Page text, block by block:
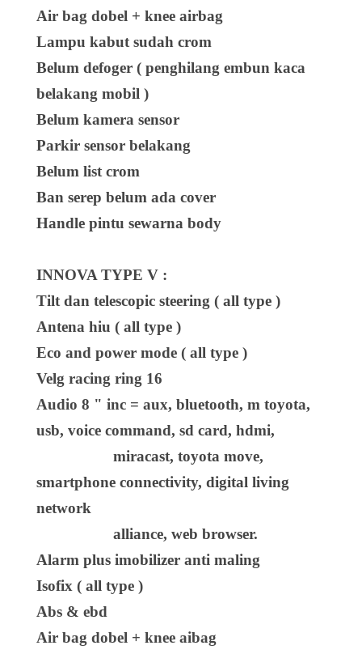
Air bag dobel + knee airbag
Lampu kabut sudah crom
Belum defoger ( penghilang embun kaca
belakang mobil )
Belum kamera sensor
Parkir sensor belakang
Belum list crom
Ban serep belum ada cover
Handle pintu sewarna body
INNOVA TYPE V :
Tilt dan telescopic steering ( all type )
Antena hiu ( all type )
Eco and power mode ( all type )
Velg racing ring 16
Audio 8 " inc = aux, bluetooth, m toyota,
usb, voice command, sd card, hdmi,
miracast, toyota move,
smartphone connectivity, digital living
network
alliance, web browser.
Alarm plus imobilizer anti maling
Isofix ( all type )
Abs & ebd
Air bag dobel + knee aibag